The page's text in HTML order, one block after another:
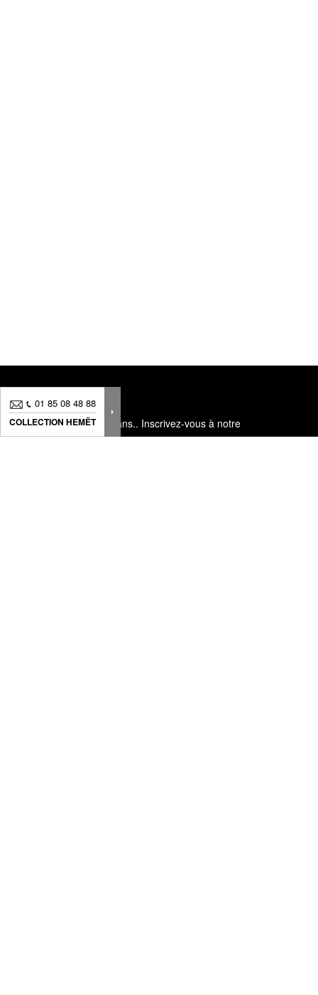
Nouveautés, bons plans.. Inscrivez-vous à notre
newsletterpour suivre
01 85 08 48 88
COLLECTION HEMËT